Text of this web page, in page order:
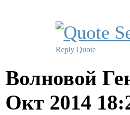
Reply Quote
Волновой
Окт 2014